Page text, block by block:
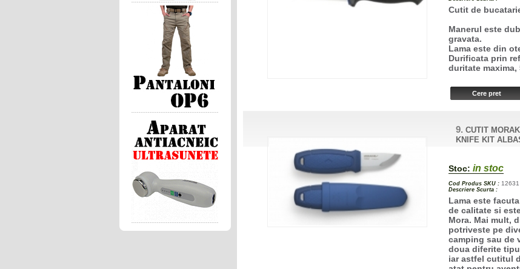
Cutit de
Manerul este
gravata.
Lama este din
Durificata prin
duritate maxima,
9.CUTIT
KNIFE KIT
Stoc: in stoc
Cod Produs SKU : 12631
Descriere Scurta :
Lama este
de calitate si
Mora. Mai mult,
potriveste pe
camping sau de
doua diferite
iar astfel cutitul